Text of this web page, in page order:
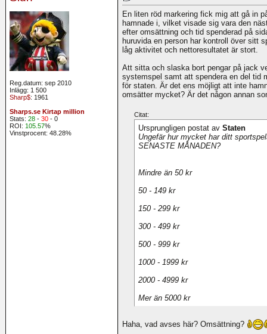
Reg.datum: sep 2010
Inlägg: 1 500
Sharp$: 1961
Sharps.se Kirtap million
Stats: 28 - 30 - 0
ROI: 105.57%
Vinstprocent: 48.28%
En liten röd markering fick mig att gå in
hamnade i, vilket visade sig vara den
efter omsättning och tid spenderad på
huruvida en person har kontroll över sitt
låg aktivitet och nettoresultatet är stort.
Att sitta och slaska bort pengar på jack
systemspel samt att spendera en del tid
för staten. Är det ens möjligt att inte
omsätter mycket? Är det någon annan
Citat:
Ursprungligen postat av Staten
Ungefär hur mycket har ditt
SENASTE MÅNADEN?
Mindre än 50 kr
50 - 149 kr
150 - 299 kr
300 - 499 kr
500 - 999 kr
1000 - 1999 kr
2000 - 4999 kr
Mer än 5000 kr
Haha, vad avses här? Omsättning?